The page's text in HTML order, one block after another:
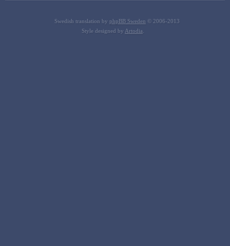
Swedish translation by phpBB Sweden © 2006-2013
Style designed by Artodia